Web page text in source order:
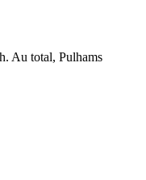
Au total, Pulhams